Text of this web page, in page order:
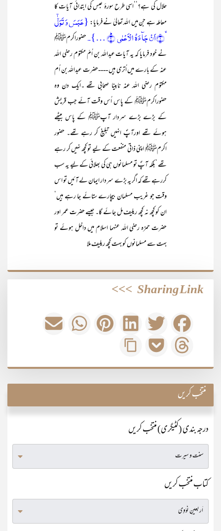
حلال کی ہے؟‘‘اسی طرح سورۂ عبس کی ابتدائی آیات کا
معاملہ ہے جن میں اللہ تعالیٰ نے فرمایا:{عَبَسَ وَ تَوَلّٰۤی
ۙ﴿۱﴾اَنۡ جَآءَہُ الۡاَعۡمٰی ؕ﴿۲﴾ …}۔
حضوراکرمﷺ
نے خود فرمایا کہ یہ آیات عبداللہ بن اُمّ مکتوم رضی اللہ
عنہ کے بارے میں اُتری ہیں ----حضرت عبداللہ بن اُم
مکتوم رضی اللہ عنہ نابینا صحابی تھے ۔ایک دن وہ
حضوراکرمﷺ کے پاس اُس وقت آئے جب قریش
کے بڑے بڑے سردار آپﷺ کے پاس بیٹھے
ہوئے تھے اورآپؐ انہیں تبلیغ کر رہے تھے۔ حضور
اکرمﷺ اپنی ذاتی منفعت کے لیے تو کچھ نہیں کر رہے
تھے ‘بلکہ آپؐ تو مسلمانوں ہی کی بھلائی کے لیے یہ سب
کررہے تھے کہ اگر یہ بڑے سردار ایمان لے آئیں تو اس
وقت جو غریب مسلمان بیچارے ستائے جا رہے ہیں‘
ان کو کچھ نہ کچھ ریلیف مل جائے گا۔ جیسے حضرت عمر اور
حضرت حمزہ رضی اللہ عنہما اسلام میں داخل ہوئے تو
بہت سے مسلمانوں کو بہت کچھ ریلیف ملا
Sharing Link
>>>
منتخب کریں
درجہ بندی (کٹیگری) منتخب کریں
کتاب منتخب کریں